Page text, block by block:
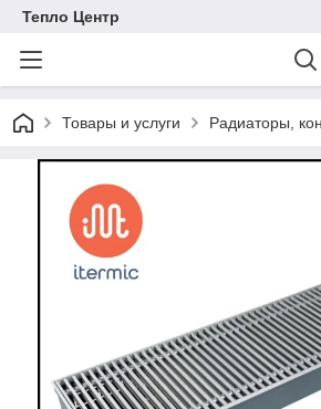
Тепло Центр
Товары и услуги Радиаторы,